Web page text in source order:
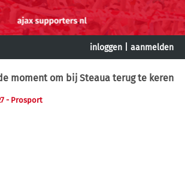
inloggen aanmelden
moment om bij Steaua terug te keren
- Prosport